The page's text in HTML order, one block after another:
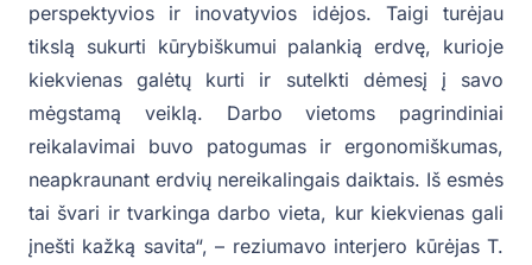
perspektyvios ir inovatyvios idėjos. Taigi turėjau
tikslą sukurti kūrybiškumui palankią erdvę, kurioje
kiekvienas galėtų kurti ir sutelkti dėmesį į savo
mėgstamą veiklą. Darbo vietoms pagrindiniai
reikalavimai buvo patogumas ir ergonomiškumas,
neapkraunant erdvių nereikalingais daiktais. Iš esmės
tai švari ir tvarkinga darbo vieta, kur kiekvienas gali
įnešti kažką savita“, – reziumavo interjero kūrėjas T.